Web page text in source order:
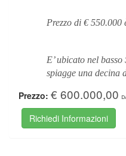
Prezzo di € 550.000
E’ ubicato nel
spiagge una decina
Prezzo: € 600.000,00
Richiedi Informazioni